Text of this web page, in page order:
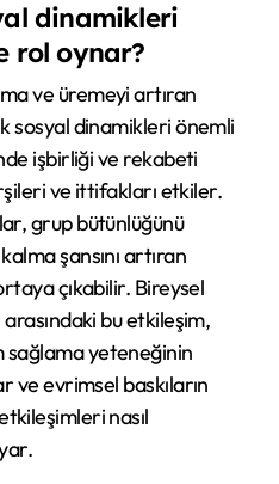
dinamikleri
rol oynar?
ve üremeyi artıran
sosyal dinamikleri önemli
işbirliği ve rekabeti
ve ittifakları etkiler.
grup bütünlüğünü
şansını artıran
çıkabilir. Bireysel
bu etkileşim,
sağlama yeteneğinin
ve evrimsel baskıların
nasıl